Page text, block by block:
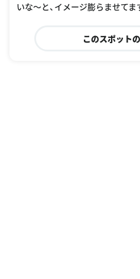
いな〜と、イメージ膨らませてま
このスポット